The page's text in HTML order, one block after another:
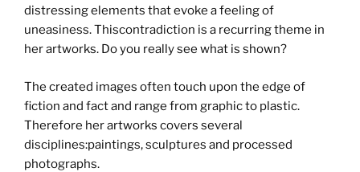
distressing elements that evoke a feeling of
uneasiness. Thiscontradiction is a recurring theme in
her artworks. Do you really see what is shown?
The created images often touch upon the edge of
fiction and fact and range from graphic to plastic.
Therefore her artworks covers several
disciplines:paintings, sculptures and processed
photographs.